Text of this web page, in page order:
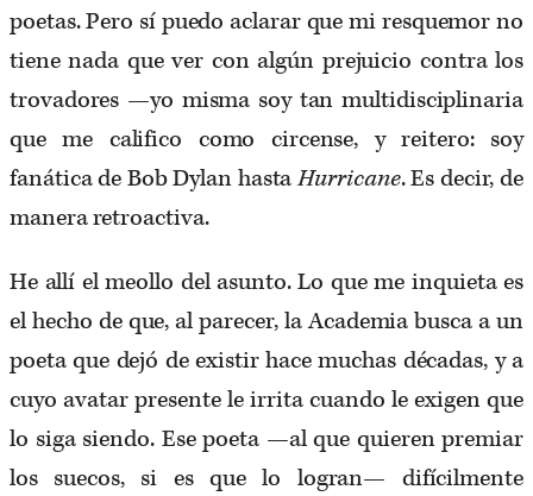
poetas. Pero sí puedo aclarar que mi resquemor no
tiene nada que ver con algún prejuicio contra los
trovadores —yo misma soy tan multidisciplinaria
que me califico como circense, y reitero: soy
fanática de Bob Dylan hastaHurricane. Es decir, de
manera retroactiva.
He allí el meollo del asunto. Lo que me inquieta es
el hecho de que, al parecer, la Academia busca a un
poeta que dejó de existir hace muchas décadas, y a
cuyo avatar presente le irrita cuando le exigen que
lo siga siendo. Ese poeta —al que quieren premiar
los suecos, si es que lo logran— difícilmente